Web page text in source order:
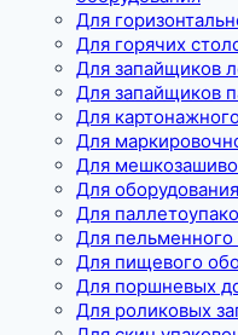
Для
Для горячих
Для запайщиков
Для запайщиков
Для
Для
Для
Для
Для
Для пельменного
Для пищевого
Для поршневых
Для роликовых